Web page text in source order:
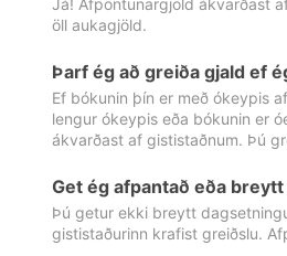
Já! Afpöntunargjöld ákvarðast
öll aukagjöld.
Þarf ég að greiða gjald ef
Ef bókunin þín er með ókeypis
lengur ókeypis eða bókunin er
ákvarðast af gististaðnum. Þú
Get ég afpantað eða
Þú getur ekki breytt
gististaðurinn krafist greiðslu.